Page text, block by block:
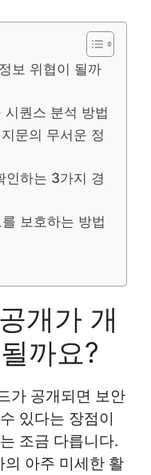
보 위협이 될까
퀀스 분석 방법
문의 무서운 정
인하는 3가지 경
보호하는 방법
개가 개
까요?
가 공개되면 보안
있다는 장점이
조금 다릅니다.
아주 미세한 활